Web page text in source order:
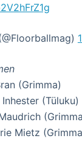
(Grimma)
(Tüluku)
Mietz